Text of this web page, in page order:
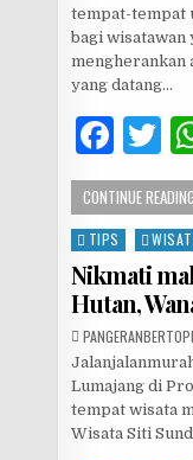
tempat-tempat
bagi wisatawan
mengherankan
yang datang…
F
a
c
e
b
o
o
k
T
it
r
CONTINUE READING
Posted in
TIPS
Nikmati
Hutan,
AUTHOR:
Lumajang di
tempat wisata
Wisata Siti